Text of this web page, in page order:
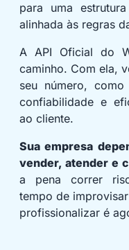
para uma
alinhada às regras
A API Oficial do
caminho. Com ela,
seu número, como
confiabilidade e
ao cliente.
Sua empresa
vender, atender e
a pena correr
tempo de
profissionalizar é